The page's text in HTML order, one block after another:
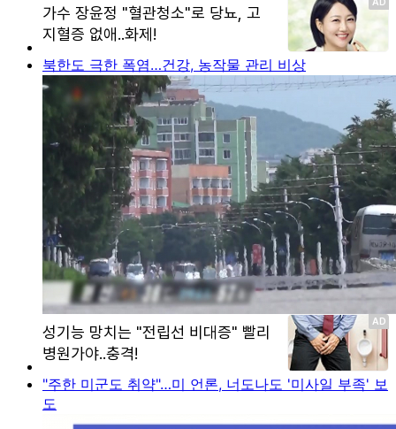
북한도 극한 폭염…건강, 농작물 관리 비상
"주한 미군도 취약"…미 언론, 너도나도 '미사일 부족' 보
도